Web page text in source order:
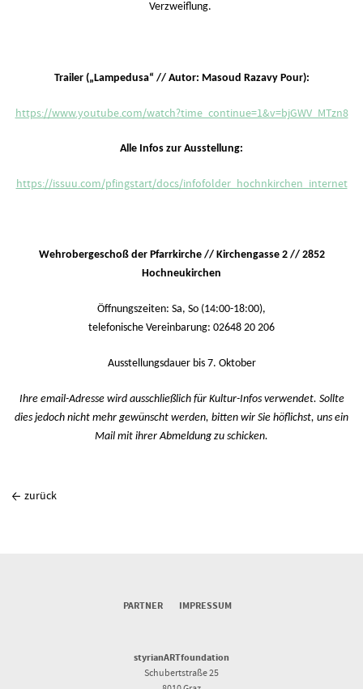
Verzweiflung.
Trailer („Lampedusa“ // Autor: Masoud Razavy Pour):
https://www.youtube.com/watch?time_continue=1&v=bjGWV_MTzn8
Alle Infos zur Ausstellung:
https://issuu.com/pfingstart/docs/infofolder_hochnkirchen_internet
Wehrobergeschoß der Pfarrkirche // Kirchengasse 2 // 2852
Hochneukirchen
Öffnungszeiten: Sa, So (14:00-18:00),
telefonische Vereinbarung: 02648 20 206
Ausstellungsdauer bis 7. Oktober
Ihre email-Adresse wird ausschließlich für Kultur-Infos verwendet. Sollte
dies jedoch nicht mehr gewünscht werden, bitten wir Sie höflichst, uns ein
Mail mit ihrer Abmeldung zu schicken.
zurück
PARTNER IMPRESSUM
styrianARTfoundation
Schubertstraße 25